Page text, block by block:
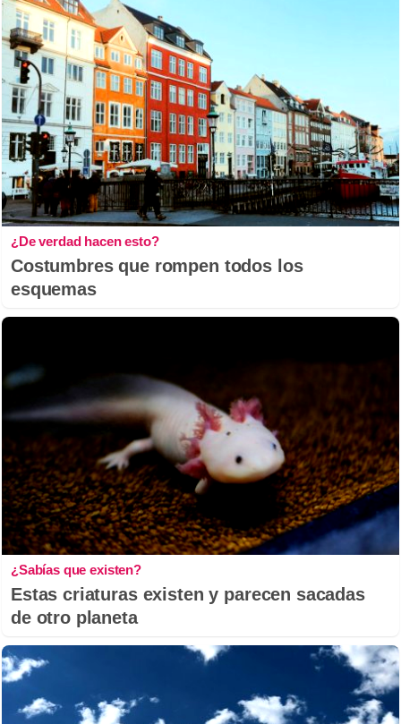
¿De verdad hacen esto?
Costumbres que rompen todos los
esquemas
¿Sabías que existen?
Estas criaturas existen y parecen sacadas
de otro planeta